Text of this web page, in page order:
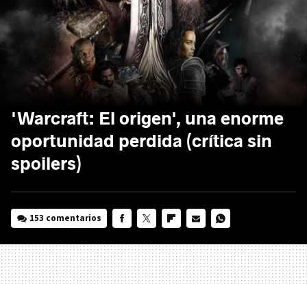
'Warcraft: El origen', una enorme
oportunidad perdida (crítica sin
spoilers)
153 comentarios
MAIL